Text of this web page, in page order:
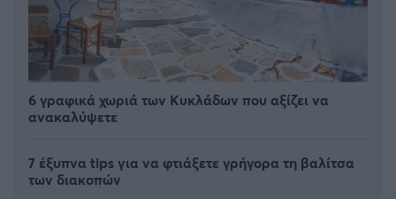
6 γραφικά χωριά των Κυκλάδων που αξίζει να
ανακαλύψετε
7 έξυπνα tips για να φτιάξετε γρήγορα τη βαλίτσα
των διακοπών